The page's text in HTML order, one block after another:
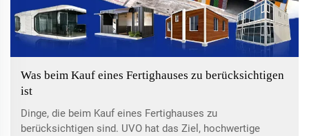
Was beim Kauf eines Fertighauses zu berücksichtigen
ist
Dinge, die beim Kauf eines Fertighauses zu
berücksichtigen sind. UVO hat das Ziel, hochwertige